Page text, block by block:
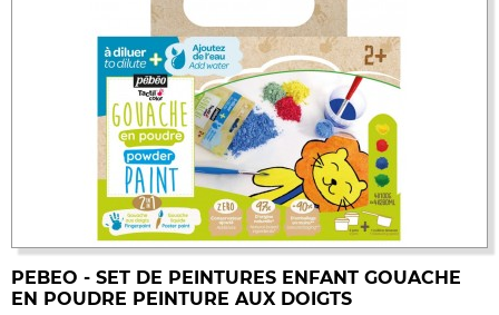
PEBEO - SET DE PEINTURES ENFANT GOUACHE
EN POUDRE PEINTURE AUX DOIGTS